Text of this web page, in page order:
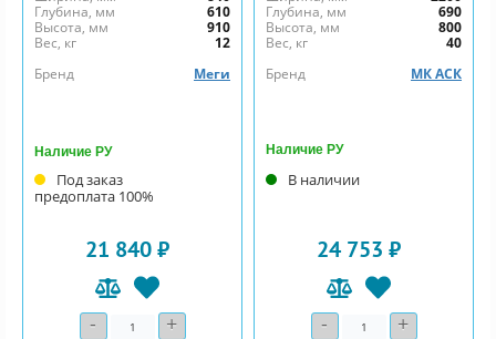
Глубина, мм
610
Высота, мм
910
Вес, кг
12
Бренд
Меги
Наличие РУ
Под заказ
предоплата 100%
21 840 ₽
- Количество+
Глубина, мм
690
Высота, мм
800
Вес, кг
40
Бренд
МК АСК
Наличие РУ
В наличии
24 753 ₽
- Количество+